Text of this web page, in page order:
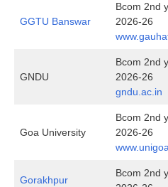
GGTU Banswar
Bcom 2nd
2026-26
GNDU
Bcom 2nd
2026-26
gndu.ac.in
Goa University
Bcom 2nd
2026-26
Gorakhpur
Bcom 2nd